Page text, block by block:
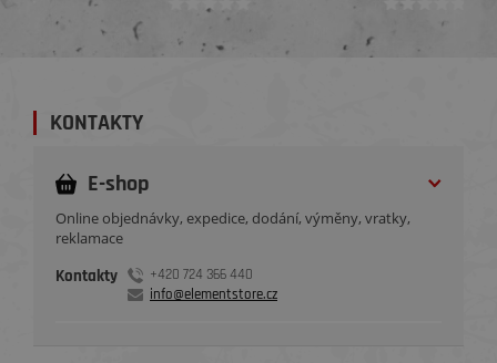
KONTAKTY
E-shop
Online objednávky, expedice, dodání, výměny, vratky,
reklamace
Kontakty
+420 724 366 440
info@elementstore.cz